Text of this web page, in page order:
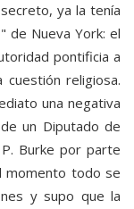
ya la tenía
de Nueva York: el
pontificia a
religiosa.
una negativa
un Diputado de
Burke por parte
momento todo se
y supo que la